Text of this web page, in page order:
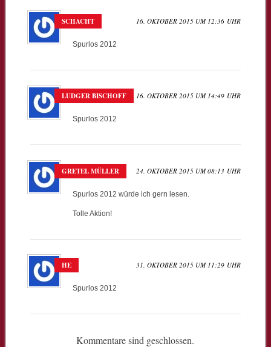
SCHACHT 16. OKTOBER 2015 UM 12:36 UHR
Spurlos 2012
LUDGER BISCHOFF 16. OKTOBER 2015 UM 14:49 UHR
Spurlos 2012
GRETEL MÜLLER 24. OKTOBER 2015 UM 08:13 UHR
Spurlos 2012 würde ich gern lesen.
Tolle Aktion!
HE 31. OKTOBER 2015 UM 11:29 UHR
Spurlos 2012
Kommentare sind geschlossen.